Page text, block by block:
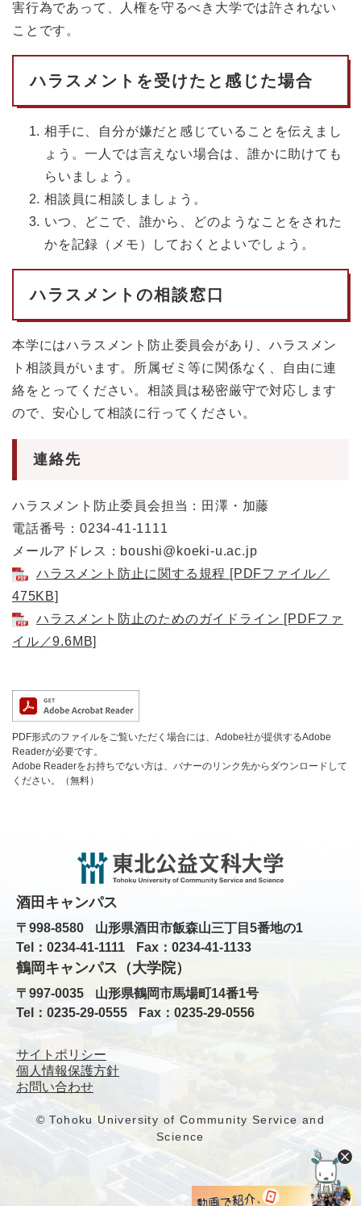
害行為であって、人権を守るべき大学では許されない
ことです。
ハラスメントを受けたと感じた場合
相手に、自分が嫌だと感じていることを伝えまし
ょう。一人では言えない場合は、誰かに助けても
らいましょう。
相談員に相談しましょう。
いつ、どこで、誰から、どのようなことをされた
かを記録（メモ）しておくとよいでしょう。
ハラスメントの相談窓口
本学にはハラスメント防止委員会があり、ハラスメン
ト相談員がいます。所属ゼミ等に関係なく、自由に連
絡をとってください。相談員は秘密厳守で対応します
ので、安心して相談に行ってください。
連絡先
ハラスメント防止委員会担当：田澤・加藤
電話番号：0234-41-1111
メールアドレス：boushi@koeki-u.ac.jp
ハラスメント防止に関する規程 [PDFファイル／
475KB]
ハラスメント防止のためのガイドライン [PDFファ
イル／9.6MB]
PDF形式のファイルをご覧いただく場合には、Adobe社が提供するAdobe
Readerが必要です。
Adobe Readerをお持ちでない方は、バナーのリンク先からダウンロードして
ください。（無料）
酒田キャンパス
〒998-8580
山形県酒田市飯森山三丁目5番地の1
Tel：0234-41-1111
Fax：0234-41-1133
鶴岡キャンパス（大学院）
〒997-0035
山形県鶴岡市馬場町14番1号
Tel：0235-29-0555
Fax：0235-29-0556
サイトポリシー
個人情報保護方針
お問い合わせ
© Tohoku University of Community Service and
Science